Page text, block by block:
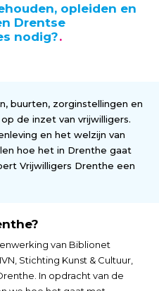
opleiden en
Drentse
nodig?
buurten, zorginstellingen en
de inzet van vrijwilligers.
en het welzijn van
hoe het in Drenthe gaat
Vrijwilligers Drenthe een
van Biblionet
Stichting Kunst & Cultuur,
In opdracht van de